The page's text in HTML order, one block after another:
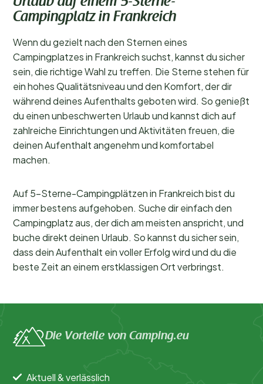
Campingplatz in Frankreich
Wenn du gezielt nach den Sternen eines
Campingplatzes in Frankreich suchst, kannst du sicher
sein, die richtige Wahl zu treffen. Die Sterne stehen für
ein hohes Qualitätsniveau und den Komfort, der dir
während deines Aufenthalts geboten wird. So genießt
du einen unbeschwerten Urlaub und kannst dich auf
zahlreiche Einrichtungen und Aktivitäten freuen, die
deinen Aufenthalt angenehm und komfortabel
machen.
Auf 5-Sterne-Campingplätzen in Frankreich bist du
immer bestens aufgehoben. Suche dir einfach den
Campingplatz aus, der dich am meisten anspricht, und
buche direkt deinen Urlaub. So kannst du sicher sein,
dass dein Aufenthalt ein voller Erfolg wird und du die
beste Zeit an einem erstklassigen Ort verbringst.
Die Vorteile von Camping.eu
Aktuell & verlässlich